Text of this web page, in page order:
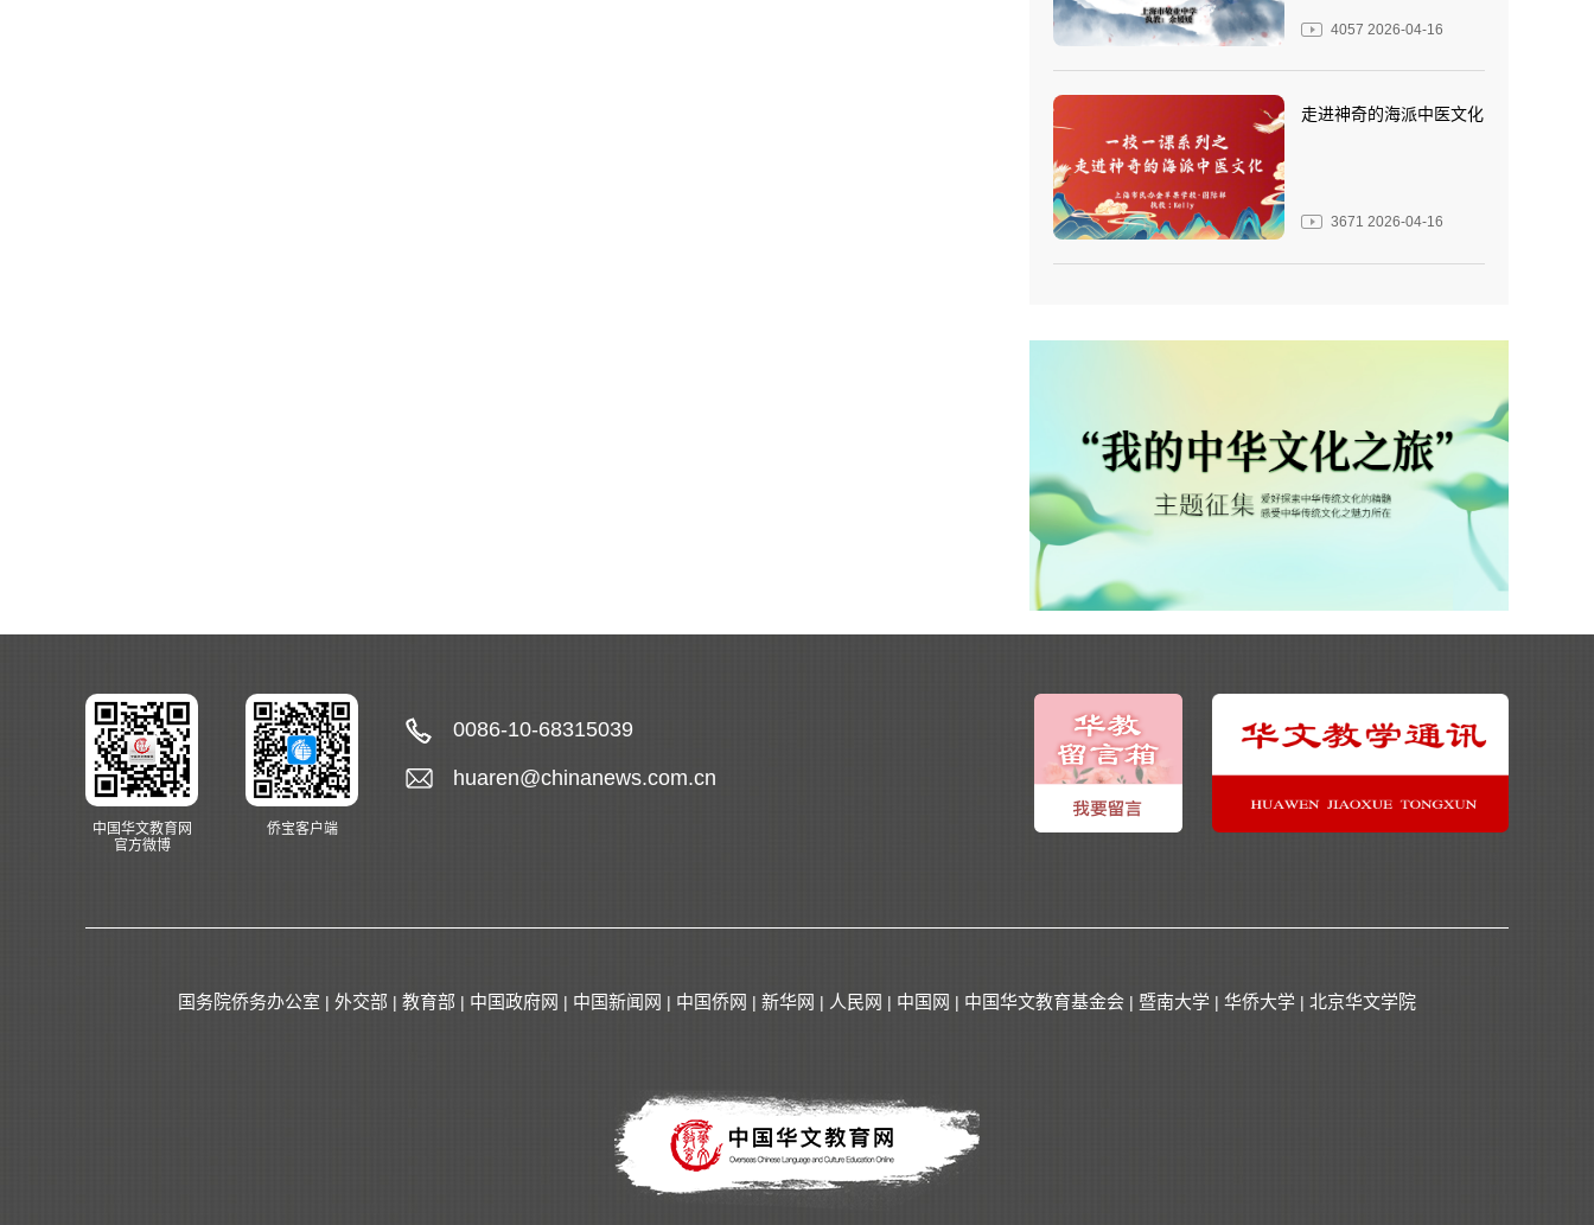
4057 2026-04-16
走进神奇的海派中医文化
3671 2026-04-16
中国华文教育网
官方微博
侨宝客户端
0086-10-68315039
huaren@chinanews.com.cn
国务院侨务办公室 | 外交部 | 教育部 | 中国政府网 | 中国新闻网 | 中国侨网 | 新华网 | 人民网 | 中国网 | 中国华文教育基金会 | 暨南大学 | 华侨大学 | 北京华文学院